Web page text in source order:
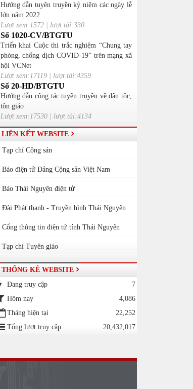
Hướng dẫn tuyên truyền kỷ niệm các ngày lễ
lớn năm 2022
Lượt xem:1572 | lượt tải:330
Số 1020-CV/BTGTU
Triển khai Cuộc thi trắc nghiệm “Chung tay
phòng, chống dịch COVID-19” trên mạng xã
hội VCNet
Lượt xem:17119 | lượt tải:4359
Số 20-HD/BTGTU
Hướng dẫn công tác tuyên truyền về dân tộc,
tôn giáo
Lượt xem:17530 | lượt tải:4134
LIÊN KẾT WEBSITE
Tạp chí Cộng sản
Báo điện tử Đảng Cộng sản Việt Nam
Báo Thái Nguyên điện tử
Đài Phát thanh - Truyền hình Thái Nguyên
Cổng thông tin điện tử tỉnh Thái Nguyên
Tạp chí Tuyên giáo
THỐNG KÊ WEBSITE
Đang truy cập
7
Hôm nay
4,086
Tháng hiện tại
22,252
Tổng lượt truy cập
20,432,017